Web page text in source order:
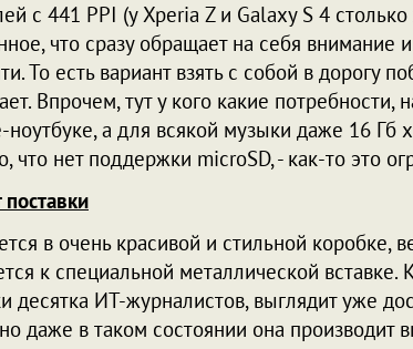
с 441 PPI (у Xperia Z и Galaxy S 4
что сразу обращает на себя внимание
То есть вариант взять с собой в дорогу
Впрочем, тут у кого какие
ноутбуке, а для всякой музыки даже 16 Гб
что нет поддержки microSD, - как-то это
в очень красивой и стильной коробке,
к специальной металлической
десятка ИТ-журналистов, выглядит уже
даже в таком состоянии она производит